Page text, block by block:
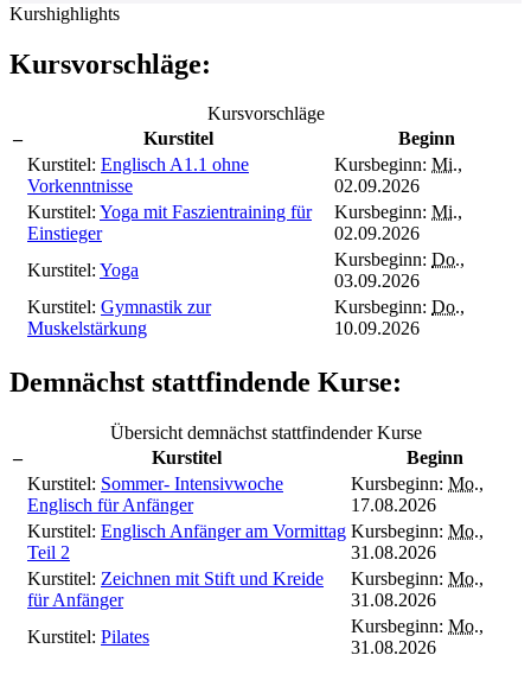
Kurshighlights
Kursvorschläge:
Kursvorschläge
–
Kurstitel
Beginn
Kurstitel: Englisch A1.1 ohne
Vorkenntnisse
Kursbeginn: Mi.,
02.09.2026
Kurstitel: Yoga mit Faszientraining für
Einstieger
Kursbeginn: Mi.,
02.09.2026
Kurstitel: Yoga
Kursbeginn: Do.,
03.09.2026
Kurstitel: Gymnastik zur
Muskelstärkung
Kursbeginn: Do.,
10.09.2026
Demnächst stattfindende Kurse:
Übersicht demnächst stattfindender Kurse
–
Kurstitel
Beginn
Kurstitel: Sommer- Intensivwoche
Englisch für Anfänger
Kursbeginn: Mo.,
17.08.2026
Kurstitel: Englisch Anfänger am Vormittag
Teil 2
Kursbeginn: Mo.,
31.08.2026
Kurstitel: Zeichnen mit Stift und Kreide
für Anfänger
Kursbeginn: Mo.,
31.08.2026
Kurstitel: Pilates
Kursbeginn: Mo.,
31.08.2026